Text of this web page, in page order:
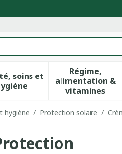
soins et
Afficher le sous-menu pour
Régime,
alimentation &
vitamines
Afficher
hygiène / Protection solaire /